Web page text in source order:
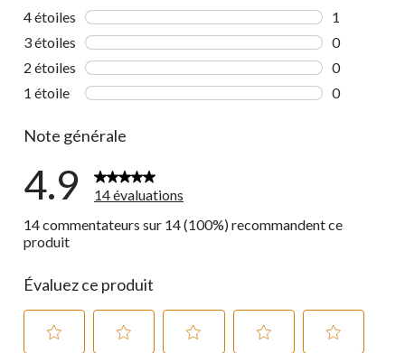
4 étoiles étoiles
1
3 étoiles étoiles
0
2 étoiles étoiles
0
1 étoile étoiles
0
Note générale
4.9
14 évaluations
14 commentateurs sur 14 (100%) recommandent ce
produit
Évaluez ce produit